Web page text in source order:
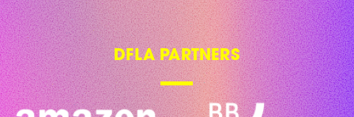
DFLA PARTNERS